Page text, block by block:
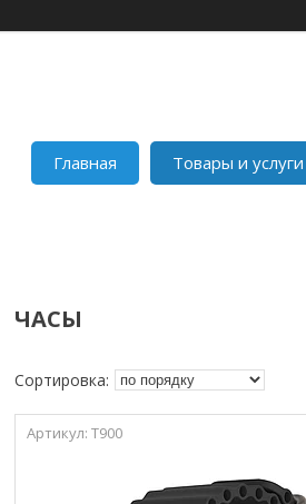
Главная Товары и услуги
ЧАСЫ
T900